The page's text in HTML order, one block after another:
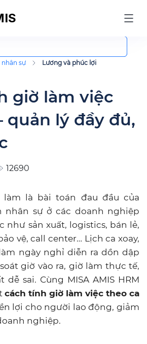
sự Lương và phúc lợi
giờ làm việc
quản lý đầy đủ,
12690
làm là bài toán đau đầu của
nhân sự ở các doanh nghiệp
như sản xuất, logistics, bán lẻ,
vệ, call center… Lịch ca xoay,
ngày nghỉ diễn ra dồn dập
giờ vào ra, giờ làm thực tế,
sai. Cùng MISA AMIS HRM
cách tính giờ làm việc theo ca
lợi cho người lao động, giảm
nghiệp.